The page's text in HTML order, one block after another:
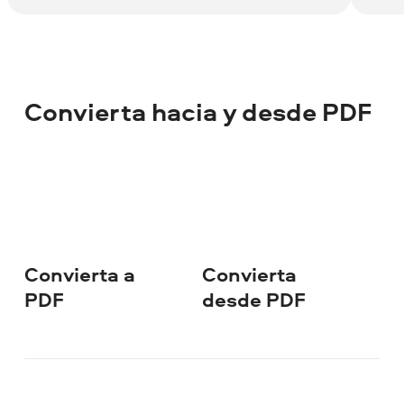
Convierta hacia y desde PDF
Convierta a
PDF
Convierta
desde PDF